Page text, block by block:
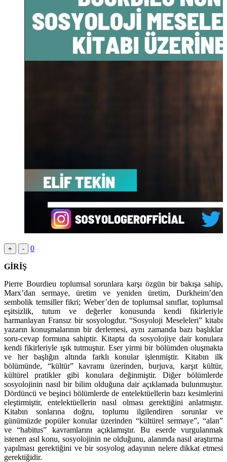
+ - 0
GİRİŞ
Pierre Bourdieu toplumsal sorunlara karşı özgün bir bakışa sahip,
Marx’dan sermaye, üretim ve yeniden üretim, Durkheim’den
sembolik temsiller fikri; Weber’den de toplumsal sınıflar, toplumsal
eşitsizlik, tutum ve değerler konusunda kendi fikirleriyle
harmanlayan Fransız bir sosyologdur. “Sosyoloji Meseleleri” kitabı
yazarın konuşmalarının bir derlemesi, aynı zamanda bazı başlıklar
soru-cevap formuna sahiptir. Kitapta da sosyolojiye dair konulara
kendi fikirleriyle ışık tutmuştur. Eser yirmi bir bölümden oluşmakta
ve her başlığın altında farklı konular işlenmiştir. Kitabın ilk
bölümünde, “kültür” kavramı üzerinden, burjuva, karşıt kültür,
kültürel pratikler gibi konulara değinmiştir. Diğer bölümlerde
sosyolojinin nasıl bir bilim olduğuna dair açıklamada bulunmuştur.
Dördüncü ve beşinci bölümlerde de entelektüellerin bazı kesimlerini
eleştirmiştir, entelektüellerin nasıl olması gerektiğini anlatmıştır.
Kitabın sonlarına doğru, toplumu ilgilendiren sorunlar ve
günümüzde popüler konular üzerinden “kültürel sermaye”, “alan”
ve “habitus” kavramlarını açıklamıştır. Bu eserde vurgulanmak
istenen asıl konu, sosyolojinin ne olduğunu, alanında nasıl araştırma
yapılması gerektiğini ve bir sosyolog adayının nelere dikkat etmesi
gerektiğidir.